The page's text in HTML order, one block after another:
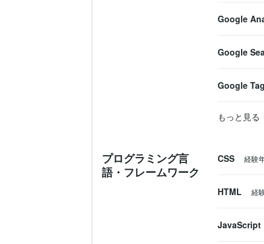
Google
Google
Google
もっと見る
プログラミング言
語・フレームワーク
CSS 経験
HTML 経
JavaScript